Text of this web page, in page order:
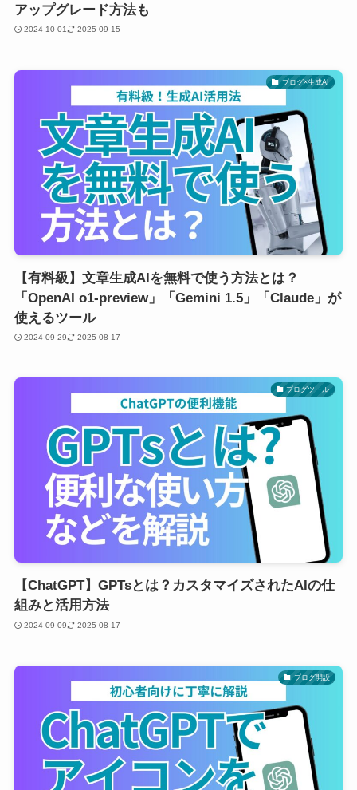
アップグレード方法も
2024-10-01 2025-09-15
ブログ×生成AI
【有料級】文章生成AIを無料で使う方法とは？
「OpenAI o1-preview」「Gemini 1.5」「Claude」が
使えるツール
2024-09-29 2025-08-17
ブログツール
【ChatGPT】GPTsとは？カスタマイズされたAIの仕
組みと活用方法
2024-09-09 2025-08-17
ブログ開設